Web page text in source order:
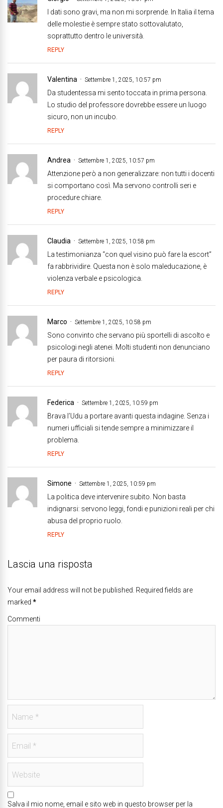
I dati sono gravi, ma non mi sorprende. In Italia il tema
delle molestie è sempre stato sottovalutato,
soprattutto dentro le università.
REPLY
Valentina Settembre 1, 2025, 10:57 pm
Da studentessa mi sento toccata in prima persona.
Lo studio del professore dovrebbe essere un luogo
sicuro, non un incubo.
REPLY
Andrea Settembre 1, 2025, 10:57 pm
Attenzione però a non generalizzare: non tutti i docenti
si comportano così. Ma servono controlli seri e
procedure chiare.
REPLY
Claudia Settembre 1, 2025, 10:58 pm
La testimonianza “con quel visino può fare la escort”
fa rabbrividire. Questa non è solo maleducazione, è
violenza verbale e psicologica.
REPLY
Marco Settembre 1, 2025, 10:58 pm
Sono convinto che servano più sportelli di ascolto e
psicologi negli atenei. Molti studenti non denunciano
per paura di ritorsioni.
REPLY
Federica Settembre 1, 2025, 10:59 pm
Brava l’Udu a portare avanti questa indagine. Senza i
numeri ufficiali si tende sempre a minimizzare il
problema.
REPLY
Simone Settembre 1, 2025, 10:59 pm
La politica deve intervenire subito. Non basta
indignarsi: servono leggi, fondi e punizioni reali per chi
abusa del proprio ruolo.
REPLY
Lascia una risposta
Your email address will not be published. Required fields are
marked *
Commenti
Salva il mio nome, email e sito web in questo browser per la